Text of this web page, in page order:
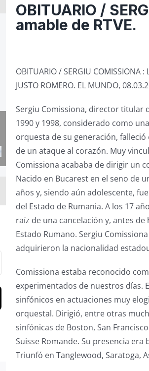
OBITUARIO /
amable de RTVE.
OBITUARIO / SERGIU COMISSIONA
JUSTO ROMERO. EL MUNDO,
Sergiu Comissiona, director titular
1990 y 1998, considerado como
orquesta de su generación,
de un ataque al corazón. Muy
Comissiona acababa de dirigir un
Nacido en Bucarest en el seno de
años y, siendo aún adolescente,
del Estado de Rumania. A los 17
raíz de una cancelación y, antes
Estado Rumano. Sergiu
adquirieron la nacionalidad
Comissiona estaba reconocido
experimentados de nuestros días.
sinfónicos en actuaciones muy
orquestal. Dirigió, entre otras
sinfónicas de Boston, San
Suisse Romande. Su presencia
Triunfó en Tanglewood, Saratoga,